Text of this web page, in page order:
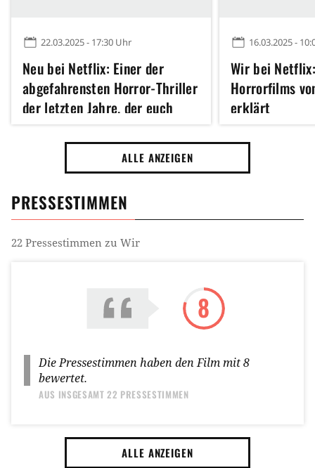
22.03.2025 - 17:30 Uhr
Neu bei Netflix: Einer der
abgefahrensten Horror-Thriller
der letzten Jahre, der euch
komplett das Hirn verknotet
16.03.2025 -
Wir bei
Horrorfilms
erklärt
ALLE ANZEIGEN
PRESSESTIMMEN
22 Pressestimmen zu Wir
8
Die Pressestimmen haben den Film mit8
bewertet.
AUS INSGESAMT22 PRESSESTIMMEN
ALLE ANZEIGEN